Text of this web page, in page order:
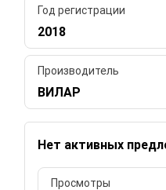
Год регистрации
2018
Производитель
ВИЛАР
Нет активных
Просмотры